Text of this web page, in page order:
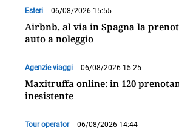
Esteri 06/08/2026 15:55
Airbnb, al via in Spagna la
auto a noleggio
Agenzie viaggi 06/08/2026 15:25
Maxitruffa online: in 120
inesistente
Tour operator 06/08/2026 14:44